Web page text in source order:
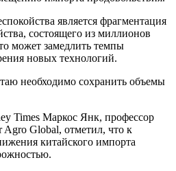
является фрагментация
состоящего из миллионов
может замедлить темпы
новых технологий.
необходимо сохранить объемы
Times Маркос Янк, профессор
Agro Global, отметил, что к
китайского импорта